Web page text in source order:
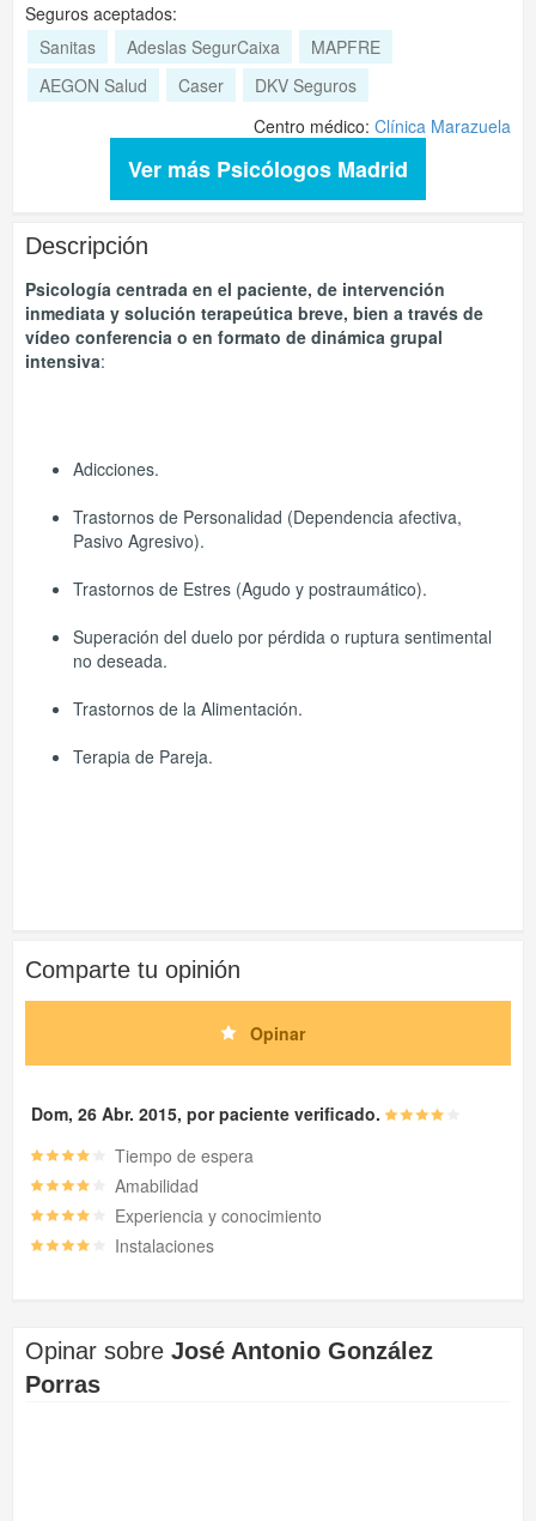
Seguros aceptados:
Sanitas
Adeslas SegurCaixa
MAPFRE
AEGON Salud
Caser
DKV Seguros
Centro médico: Clínica Marazuela
Ver más Psicólogos Madrid
Descripción
Psicología centrada en el paciente, de intervención
inmediata y solución terapeútica breve, bien a través de
vídeo conferencia o en formato de dinámica grupal
intensiva:
Adicciones.
Trastornos de Personalidad (Dependencia afectiva,
Pasivo Agresivo).
Trastornos de Estres (Agudo y postraumático).
Superación del duelo por pérdida o ruptura sentimental
no deseada.
Trastornos de la Alimentación.
Terapia de Pareja.
Comparte tu opinión
Opinar
Dom, 26 Abr. 2015, por paciente verificado.
Tiempo de espera
Amabilidad
Experiencia y conocimiento
Instalaciones
Opinar sobre José Antonio González
Porras